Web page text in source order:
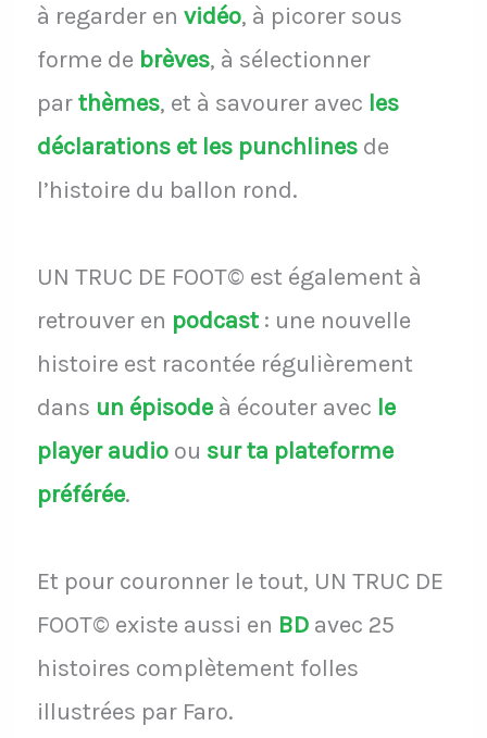
à regarder en vidéo, à picorer sous
forme de brèves, à sélectionner
parthèmes, et à savourer avec les
déclarations et les punchlinesde
l’histoire du ballon rond.
UN TRUC DE FOOT© est également à
retrouver en podcast : une nouvelle
histoire est racontée régulièrement
dans un épisodeà écouter avec le
player audio ou sur ta plateforme
préférée.
Et pour couronner le tout, UN TRUC DE
FOOT© existe aussi en BDavec 25
histoires complètement folles
illustrées par Faro.